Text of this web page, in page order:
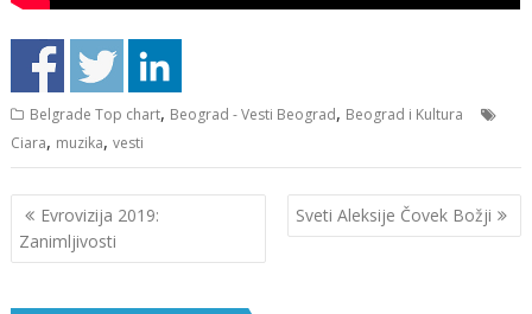
Belgrade Top chart, Beograd - Vesti Beograd, Beograd i Kultura
Ciara, muzika,vesti
Кретање
чланка
Evrovizija 2019:
Zanimljivosti
Svеti Аlеksijе Čоvеk Bоžji